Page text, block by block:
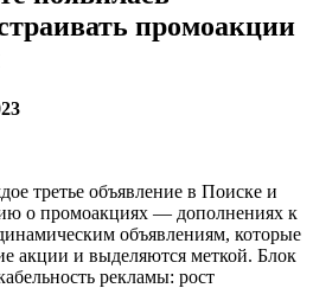
промоакции
третье объявление в Поиске и
о промоакциях — дополнениях к
объявлениям, которые
акции и выделяются меткой. Блок
рекламы: рост